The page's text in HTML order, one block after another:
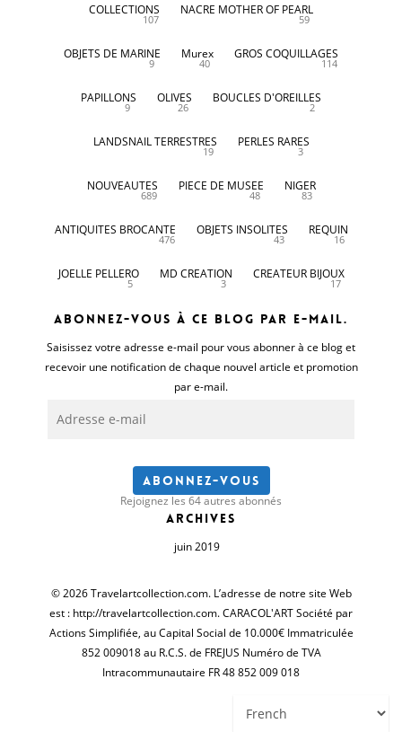
COLLECTIONS
107
NACRE MOTHER OF PEARL
59
OBJETS DE MARINE
9
Murex
40
GROS COQUILLAGES
114
PAPILLONS
9
OLIVES
26
BOUCLES D'OREILLES
2
LANDSNAIL TERRESTRES
19
PERLES RARES
3
NOUVEAUTES
689
PIECE DE MUSEE
48
NIGER
83
ANTIQUITES BROCANTE
476
OBJETS INSOLITES
43
REQUIN
16
JOELLE PELLERO
5
MD CREATION
3
CREATEUR BIJOUX
17
Abonnez-vous à ce blog par e-mail.
Saisissez votre adresse e-mail pour vous abonner à ce blog et
recevoir une notification de chaque nouvel article et promotion
par e-mail.
e-
Abonnez-vous
Rejoignez les 64 autres abonnés
Archives
juin 2019
© 2026 Travelartcollection.com. L’adresse de notre site Web
est : http://travelartcollection.com. CARACOL'ART Société par
Actions Simplifiée, au Capital Social de 10.000€ Immatriculée
852 009018 au R.C.S. de FREJUS Numéro de TVA
Intracommunautaire FR 48 852 009 018